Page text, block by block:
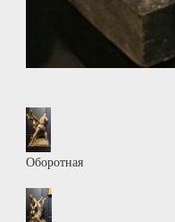
Оборотная